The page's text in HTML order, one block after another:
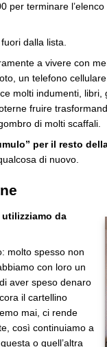
per terminare
dalla lista.
a vivere con
un telefono
molti indumenti,
fruire
di molti scaffali.
per il resto
di nuovo.
da
molto spesso non
con loro un
aver speso denaro
il cartellino
mai, ci rende
così continuiamo a
o quell’altra